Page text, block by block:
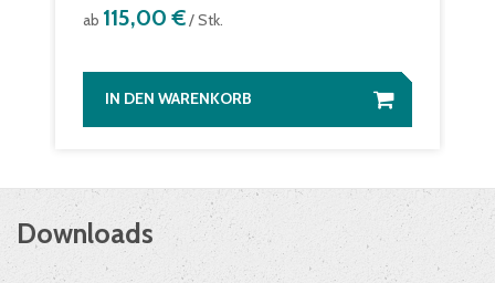
ab 115,00 €/ Stk.
IN DEN WARENKORB
Downloads